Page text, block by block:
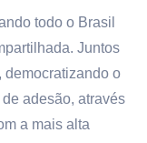
todo o Brasil
Juntos
democratizando o
adesão, através
a mais alta